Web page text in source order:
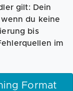
gilt: Dein
du keine
bis
im
Format